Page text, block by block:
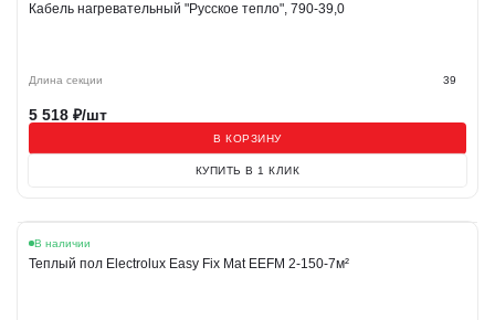
Кабель нагревательный "Русское тепло", 790-39,0
Длина секции 39
5 518 ₽/шт
В КОРЗИНУ
КУПИТЬ В 1 КЛИК
В наличии
Теплый пол Electrolux Easy Fix Mat EEFM 2-150-7м²